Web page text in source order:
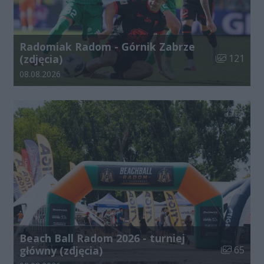
Radomiak Radom - Górnik Zabrze
(zdjęcia)
Liczba
121
Data dodania galerii:
08.08.2026
Beach Ball Radom 2026 - turniej
główny (zdjęcia)
Liczba
65